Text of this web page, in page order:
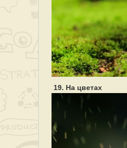
19. На цветах